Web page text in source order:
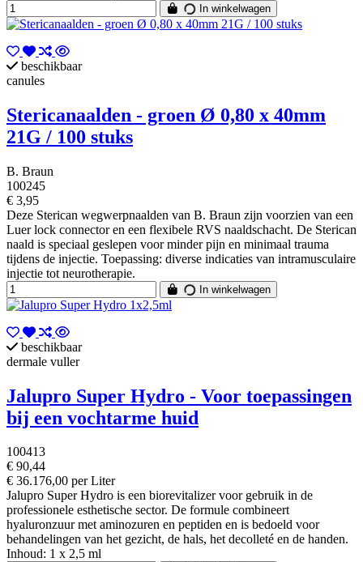
In winkelwagen
beschikbaar
canules
Stericanaalden - groen Ø 0,80 x 40mm
21G / 100 stuks
B. Braun
100245
€ 3,95
Deze Sterican wegwerpnaalden van B. Braun zijn voorzien van een
Luer lock connector en een flexibele RVS naaldschacht. De Sterican
naald is speciaal geslepen voor minder pijn en minimaal trauma
tijdens de injectie. Toepassing: diverse indicaties van intramusculaire
injectie tot neurotherapie.
In winkelwagen
beschikbaar
dermale vuller
Jalupro Super Hydro - Voor toepassingen
bij een vochtarme huid
100413
€ 90,44
€ 36.176,00 per Liter
Jalupro Super Hydro is een biorevitalizer voor gebruik in de
professionele esthetische sector. De formule combineert
hyaluronzuur met aminozuren en peptiden en is bedoeld voor
behandelingen van het gezicht, de hals, het decolleté en de handen.
Inhoud: 1 x 2,5 ml